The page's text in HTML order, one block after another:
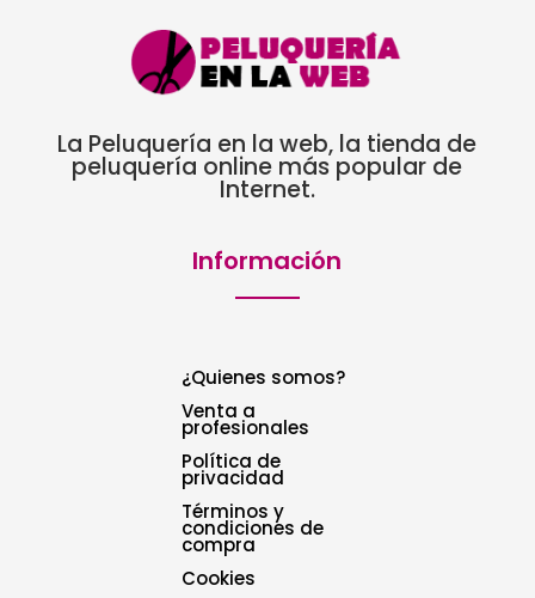
La Peluquería en la web, la tienda de
peluquería online más popular de
Internet.
Información
¿Quienes somos?
Venta a
profesionales
Política de
privacidad
Términos y
condiciones de
compra
Cookies